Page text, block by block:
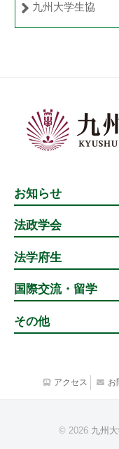
九州大学生協
お知らせ
法政学会
法学府生
国際交流・留学
その他
アクセス お
© 2026 九州